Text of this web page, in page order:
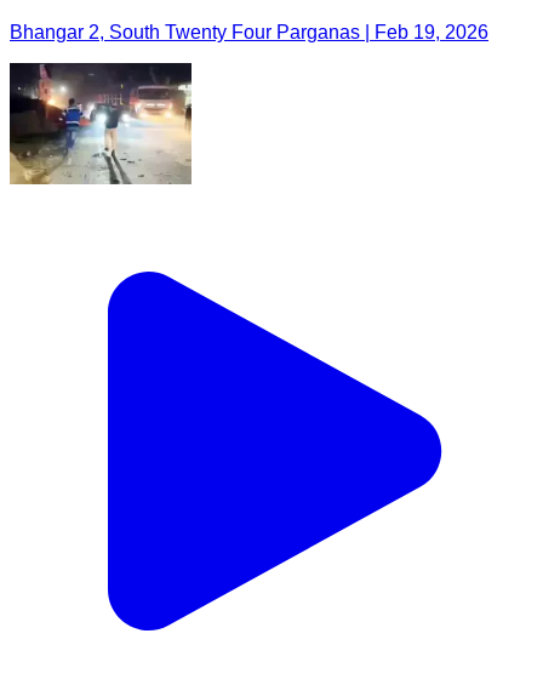
Bhangar 2, South Twenty Four Parganas | Feb 19, 2026